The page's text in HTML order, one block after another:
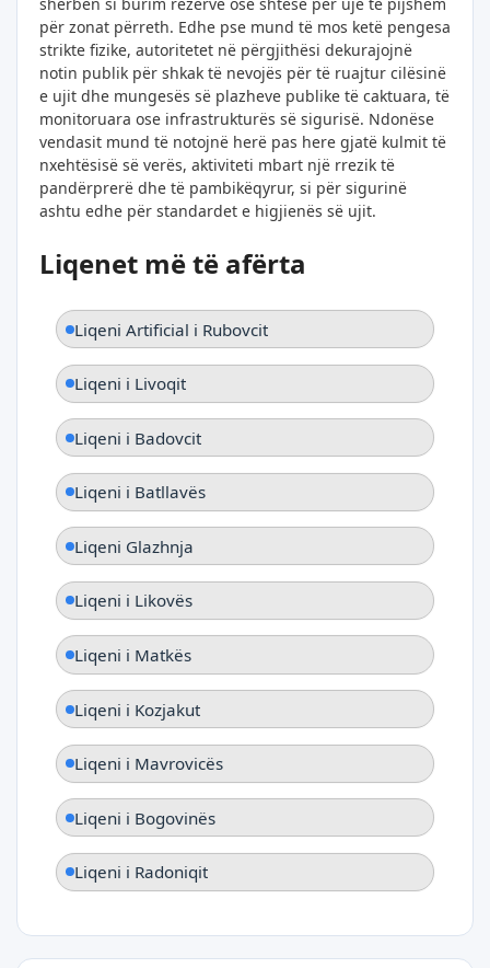
për zonat përreth. Edhe pse mund të mos ketë pengesa
strikte fizike, autoritetet në përgjithësi dekurajojnë
notin publik për shkak të nevojës për të ruajtur cilësinë
e ujit dhe mungesës së plazheve publike të caktuara, të
monitoruara ose infrastrukturës së sigurisë. Ndonëse
vendasit mund të notojnë herë pas here gjatë kulmit të
nxehtësisë së verës, aktiviteti mbart një rrezik të
pandërprerë dhe të pambikëqyrur, si për sigurinë
ashtu edhe për standardet e higjienës së ujit.
Liqenet më të afërta
Liqeni Artificial i Rubovcit
Liqeni i Livoqit
Liqeni i Badovcit
Liqeni i Batllavës
Liqeni Glazhnja
Liqeni i Likovës
Liqeni i Matkës
Liqeni i Kozjakut
Liqeni i Mavrovicës
Liqeni i Bogovinës
Liqeni i Radoniqit